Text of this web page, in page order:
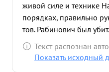
живой силе и технике
порядках, правильно
тов. Рабинович был
Текст распознан
Показать исходный